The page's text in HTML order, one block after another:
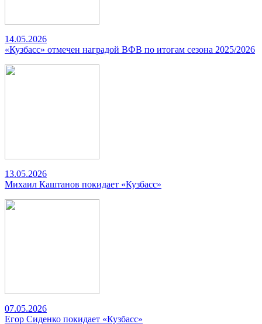
14.05.2026
«Кузбасс» отмечен наградой ВФВ по итогам сезона 2025/2026
13.05.2026
Михаил Каштанов покидает «Кузбасс»
07.05.2026
Егор Сиденко покидает «Кузбасс»